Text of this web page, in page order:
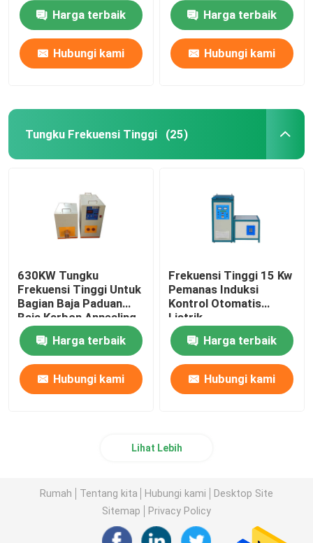
Harga terbaik
Hubungi kami
Harga terbaik
Hubungi kami
Tungku Frekuensi Tinggi (25)
630KW Tungku
Frekuensi Tinggi Untuk
Bagian Baja Paduan
Baja Karbon Annealing
Harga terbaik
Hubungi kami
Frekuensi Tinggi 15 Kw
Pemanas Induksi
Kontrol Otomatis
Listrik
Harga terbaik
Hubungi kami
Lihat Lebih
Rumah Tentang kita Hubungi kami
Desktop Site
Sitemap
Privacy Policy